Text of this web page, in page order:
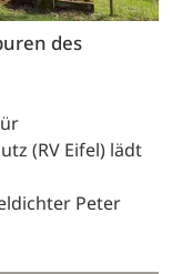
des
(RV Eifel) lädt
Peter